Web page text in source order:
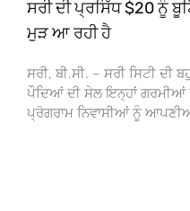
ਸਰੀ ਦੀ ਪ੍ਰਸਿੱਧ $20 ਨੂੰ
ਮੁੜ ਆ ਰਹੀ ਹੈ
ਸਰੀ, ਬੀ.ਸੀ. – ਸਰੀ ਸਿਟੀ ਦੀ
ਪੌਦਿਆਂ ਦੀ ਸੇਲ ਇਨ੍ਹਾਂ ਗਰਮੀਆਂ
ਪ੍ਰੋਗਰਾਮ ਨਿਵਾਸੀਆਂ ਨੂੰ